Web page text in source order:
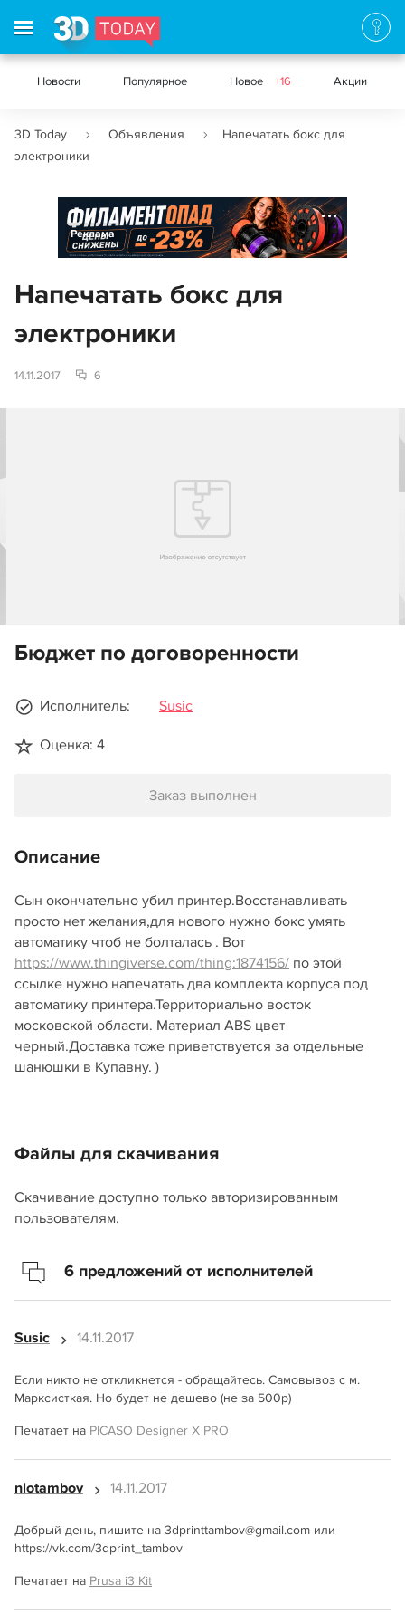
Новости Популярное Новое +16 Акции
3D Today Объявления
Напечатать бокс для
электроники
Реклама
Напечатать бокс для
электроники
14.11.2017 6
Бюджет по договоренности
Исполнитель: Susic
Оценка: 4
Заказ выполнен
Описание
Сын окончательно убил принтер.Восстанавливать
просто нет желания,для нового нужно бокс умять
автоматику чтоб не болталась . Вот
https://www.thingiverse.com/thing:1874156/ по этой
ссылке нужно напечатать два комплекта корпуса под
автоматику принтера.Территориально восток
московской области. Материал ABS цвет
черный.Доставка тоже приветствуется за отдельные
шанюшки в Купавну. )
Файлы для скачивания
Скачивание доступно только авторизированным
пользователям.
6 предложений от исполнителей
Susic 14.11.2017
Если никто не откликнется - обращайтесь. Самовывоз с м.
Марксисткая. Но будет не дешево (не за 500р)
Печатает на PICASO Designer X PRO
nlotambov 14.11.2017
Добрый день, пишите на 3dprinttambov@gmail.com или
https://vk.com/3dprint_tambov
Печатает на Prusa i3 Kit